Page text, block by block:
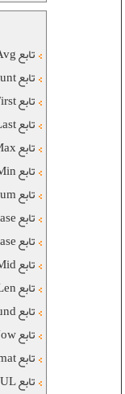
تابع Avg در sql
تابع Count در sql
تابع First در sql
تابع Last در sql
تابع Max در sql
تابع Min در sql
تابع Sum در sql
تابع UCase در sql
تابع LCase در sql
تابع Mid در sql
تابع Len در sql
تابع Round در sql
تابع Now در sql
تابع Format در اسکیوال
تابع ISNUL در sql